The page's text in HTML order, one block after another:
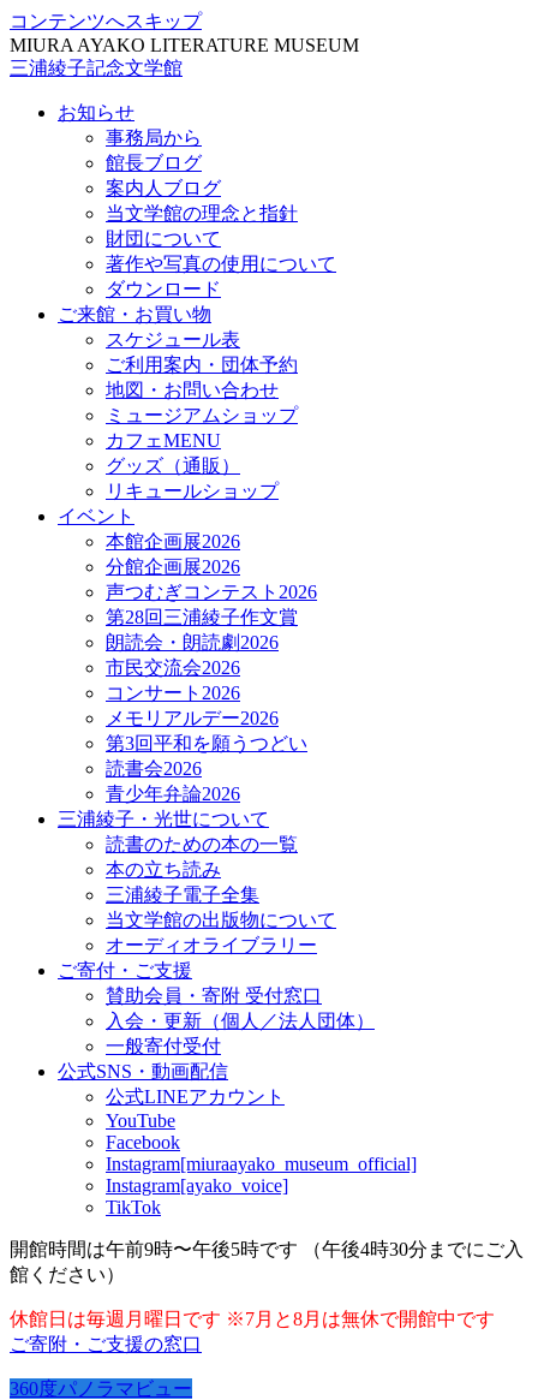
コンテンツへスキップ
MIURA AYAKO LITERATURE MUSEUM
三浦綾子記念文学館
お知らせ
事務局から
館長ブログ
案内人ブログ
当文学館の理念と指針
財団について
著作や写真の使用について
ダウンロード
ご来館・お買い物
スケジュール表
ご利用案内・団体予約
地図・お問い合わせ
ミュージアムショップ
カフェMENU
グッズ（通販）
リキュールショップ
イベント
本館企画展2026
分館企画展2026
声つむぎコンテスト2026
第28回三浦綾子作文賞
朗読会・朗読劇2026
市民交流会2026
コンサート2026
メモリアルデー2026
第3回平和を願うつどい
読書会2026
青少年弁論2026
三浦綾子・光世について
読書のための本の一覧
本の立ち読み
三浦綾子電子全集
当文学館の出版物について
オーディオライブラリー
ご寄付・ご支援
賛助会員・寄附 受付窓口
入会・更新（個人／法人団体）
一般寄付受付
公式SNS・動画配信
公式LINEアカウント
YouTube
Facebook
Instagram[miuraayako_museum_official]
Instagram[ayako_voice]
TikTok
開館時間は午前9時〜午後5時です （午後4時30分までにご入
館ください）
休館日は毎週月曜日です ※7月と8月は無休で開館中です
ご寄附・ご支援の窓口
360度パノラマビュー